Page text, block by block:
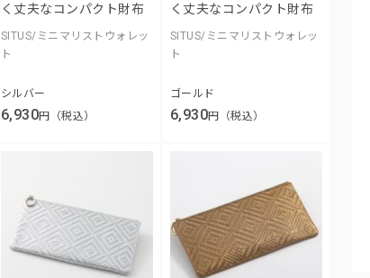
く丈夫なコンパクト財布
SITUS/ミニマリストウォレッ
ト
シルバー
6,930円（税込）
く丈夫なコンパクト財布
SITUS/ミニマリストウォレッ
ト
ゴールド
6,930円（税込）